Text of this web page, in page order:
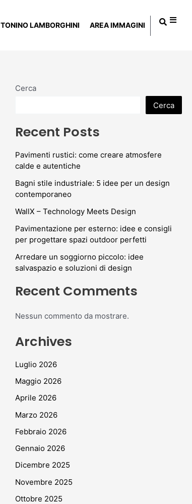
TONINO LAMBORGHINI AREA IMMAGINI
Cerca
Cerca
Recent Posts
Pavimenti rustici: come creare atmosfere
calde e autentiche
Bagni stile industriale: 5 idee per un design
contemporaneo
WallX – Technology Meets Design
Pavimentazione per esterno: idee e consigli
per progettare spazi outdoor perfetti
Arredare un soggiorno piccolo: idee
salvaspazio e soluzioni di design
Recent Comments
Nessun commento da mostrare.
Archives
Luglio 2026
Maggio 2026
Aprile 2026
Marzo 2026
Febbraio 2026
Gennaio 2026
Dicembre 2025
Novembre 2025
Ottobre 2025